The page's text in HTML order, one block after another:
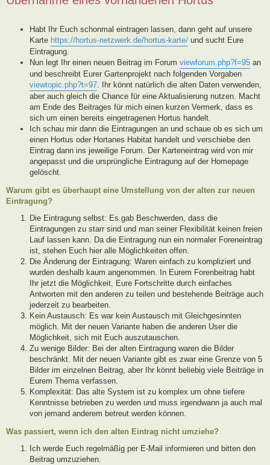
Habt Ihr Euch schonmal eintragen lassen, dann geht auf unsere
Karte https://hortus-netzwerk.de/hortus-karte/ und sucht Eure
Eintragung.
Nun legt Ihr einen neuen Beitrag im Forum viewforum.php?f=95 an
und beschreibt Eurer Gartenprojekt nach folgenden Vorgaben
viewtopic.php?t=97. Ihr könnt natürlich die alten Daten verwenden,
aber auch gleich die Chance für eine Aktualisierung nutzen. Macht
am Ende des Beitrages für mich einen kurzen Vermerk, dass es
sich um einen bereits eingetragenen Hortus handelt.
Ich schau mir dann die Eintragungen an und schaue ob es sich um
einen Hortus oder Hortanes Habitat handelt und verschiebe den
Eintrag dann ins jeweilige Forum. Der Karteneintrag wird von mir
angepasst und die ursprüngliche Eintragung auf der Homepage
gelöscht.
Warum gibt es überhaupt eine Umstellung von der alten zur neuen
Eintragung?
Die Eintragung selbst: Es gab Beschwerden, dass die
Eintragungen zu starr sind und man seiner Flexibilität keinen freien
Lauf lassen kann. Da die Eintragung nun ein normaler Foreneintrag
ist, stehen Euch hier alle Möglichkeiten offen.
Die Änderung der Eintragung: Waren einfach zu kompliziert und
wurden deshalb kaum angenommen. In Eurem Forenbeitrag habt
Ihr jetzt die Möglichkeit, Eure Fortschritte durch einfaches
Antworten mit den anderen zu teilen und bestehende Beiträge auch
jederzeit zu bearbeiten.
Kein Austausch: Es war kein Austausch mit Gleichgesinnten
möglich. Mit der neuen Variante haben die anderen User die
Möglichkeit, sich mit Euch auszutauschen.
Zu wenige Bilder: Bei der alten Eintragung waren die Bilder
beschränkt. Mit der neuen Variante gibt es zwar eine Grenze von 5
Bilder im einzelnen Beitrag, aber Ihr könnt beliebig viele Beiträge in
Eurem Thema verfassen.
Komplexität: Das alte System ist zu komplex um ohne tiefere
Kenntnisse betrieben zu werden und muss irgendwann ja auch mal
von jemand anderem betreut werden können.
Was passiert, wenn ich den alten Eintrag nicht umziehe?
Ich werde Euch regelmäßig per E-Mail informieren und bitten den
Beitrag umzuziehen.